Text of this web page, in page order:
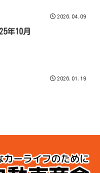
2026.04.09
年10月
2026.01.19